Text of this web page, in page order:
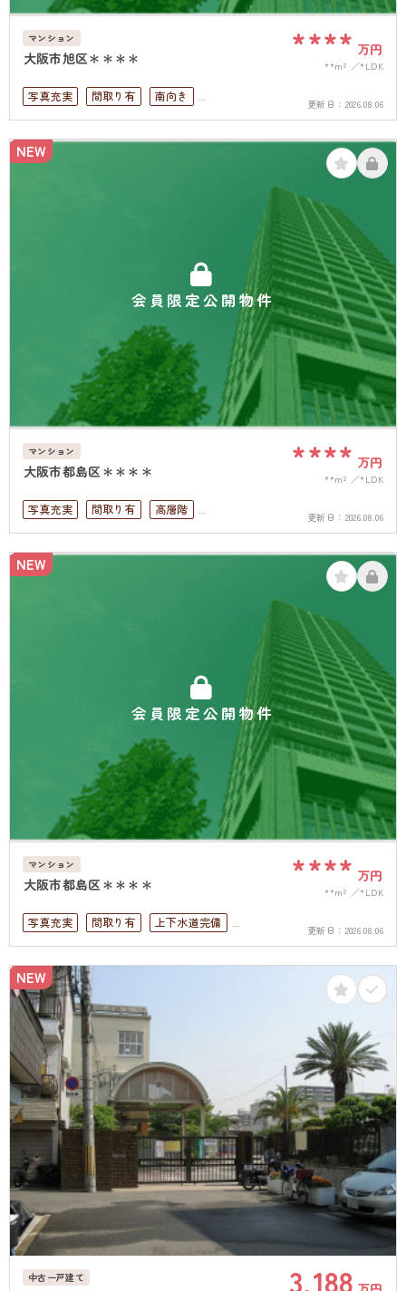
マンション
大阪市旭区＊＊＊＊ **** 万円
**m² *LDK
写真充実 間取り有
南向き
駅徒歩10分以内
高層階
南面バルコニー
オートロック
上下水道完備
更新日： 2026.08.06
会員限定公開物件
NEW
マンション
大阪市都島区＊＊＊＊ **** 万円
**m² *LDK
写真充実 間取り有
高層階
オートロック
上下水道完備
更新日： 2026.08.06
会員限定公開物件
NEW
マンション
大阪市都島区＊＊＊＊ **** 万円
**m² *LDK
写真充実 間取り有
上下水道完備
角部屋
更新日： 2026.08.06
NEW
中古一戸建て 3,188